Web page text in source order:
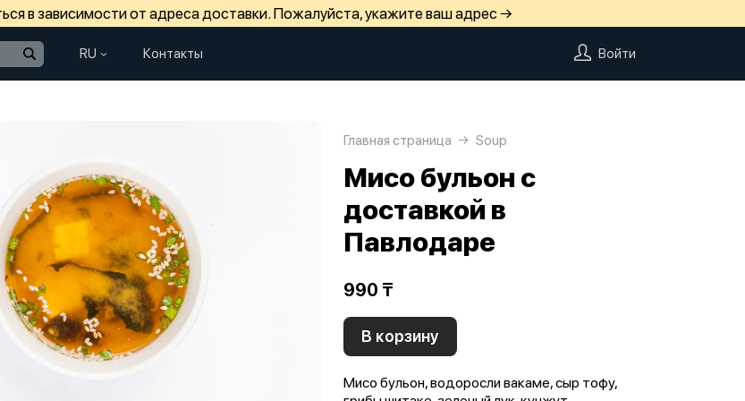
в зависимости от адреса доставки. Пожалуйста, укажите ваш адрес →
RU Контакты Войти
Главная страница Soup
Мисо бульон с
доставкой в
Павлодаре
990 ₸
В корзину
Мисо бульон, водоросли вакаме, сыр тофу,